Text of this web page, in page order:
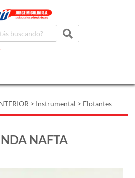
> Instrumental > Flotantes
NAFTA